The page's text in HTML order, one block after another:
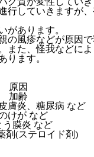
行していきますが
があります。
の風疹などが原因
また、怪我などによ
ります。
原因
加齢
膚炎、糖尿病 など
けが など
う膜炎 など
剤(ステロイド剤)